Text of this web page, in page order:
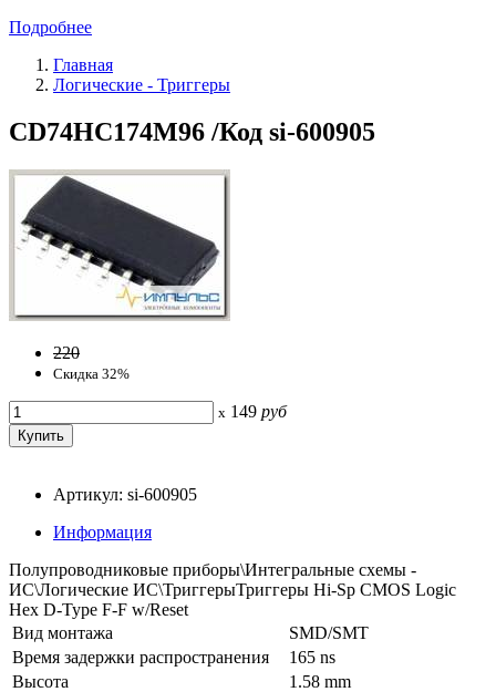
Подробнее
Главная
Логические - Триггеры
CD74HC174M96 /Код si-600905
220
Скидка 32%
x 149 руб
Артикул: si-600905
Информация
Полупроводниковые приборы\Интегральные схемы -
ИС\Логические ИС\ТриггерыТриггеры Hi-Sp CMOS Logic
Hex D-Type F-F w/Reset
Вид монтажа
SMD/SMT
Время задержки распространения
165 ns
Высота
1.58 mm